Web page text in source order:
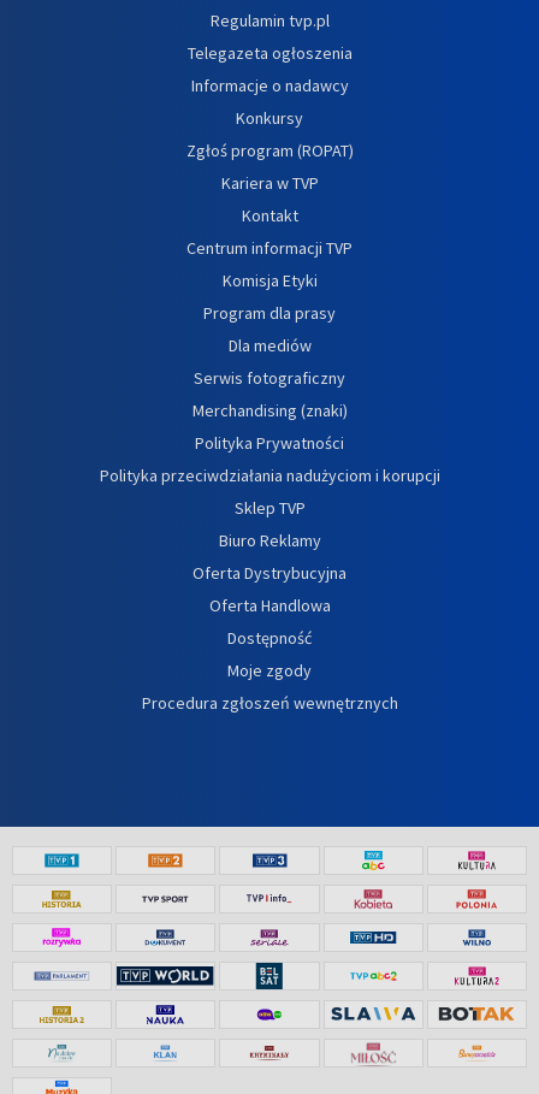
Regulamin tvp.pl
Telegazeta ogłoszenia
Informacje o nadawcy
Konkursy
Zgłoś program (ROPAT)
Kariera w TVP
Kontakt
Centrum informacji TVP
Komisja Etyki
Program dla prasy
Dla mediów
Serwis fotograficzny
Merchandising (znaki)
Polityka Prywatności
Polityka przeciwdziałania nadużyciom i korupcji
Sklep TVP
Biuro Reklamy
Oferta Dystrybucyjna
Oferta Handlowa
Dostępność
Moje zgody
Procedura zgłoszeń wewnętrznych